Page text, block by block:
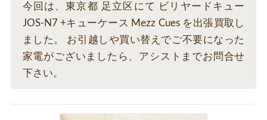
今回は、東京都 足立区にて ビリヤードキュー
JOS-N7 +キューケース Mezz Cues を出張買取し
ました。 お引越しや買い替えでご不要になった
家電がございましたら、アシストまでお問合せ
下さい。